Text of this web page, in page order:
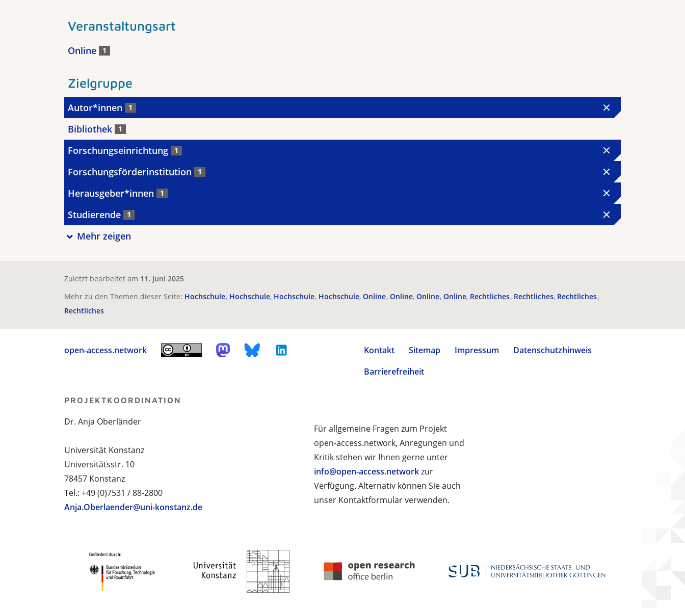
Veranstaltungsart
Online 1
Zielgruppe
Autor*innen 1
Bibliothek 1
Forschungseinrichtung 1
Forschungsförderinstitution 1
Herausgeber*innen 1
Studierende 1
Mehr zeigen
Zuletzt bearbeitet am 11. Juni 2025
Mehr zu den Themen dieser Seite: Hochschule Hochschule Hochschule Hochschule Online Online Online Online Rechtliches Rechtliches Rechtliches
Rechtliches
open-access.network Kontakt Sitemap Impressum
Datenschutzhinweis
Barrierefreiheit
Für allgemeine Fragen zum Projekt
open-access.network, Anregungen und
Kritik stehen wir Ihnen gerne unter
info@open-access.networkzur
Verfügung. Alternativ können Sie auch
unser Kontaktformular verwenden.
PROJEKTKOORDINATION
Dr. Anja Oberländer
Universität Konstanz
Universitätsstr. 10
78457 Konstanz
Tel.: +49 (0)7531 / 88-2800
Anja.Oberlaender@uni-konstanz.de